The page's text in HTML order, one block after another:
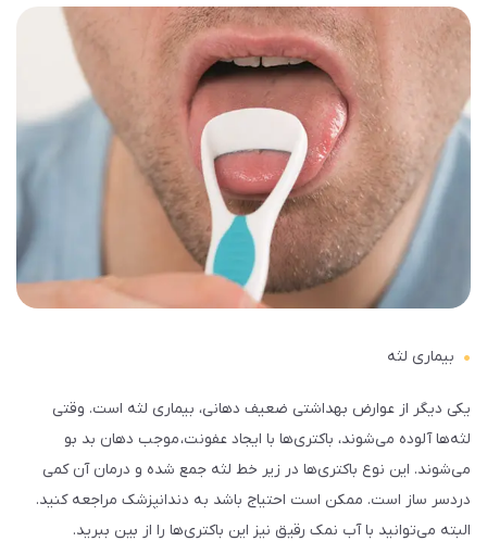
بیماری لثه
یکی دیگر از عوارض بهداشتی ضعیف دهانی، بیماری لثه است. وقتی
لثه‌ها آلوده می‌شوند، باکتری‌ها با ایجاد عفونت، موجب دهان بد بو
می‌شوند. این نوع باکتری‌ها در زیر خط لثه جمع شده و درمان آن کمی
دردسر ساز است. ممکن است احتیاج باشد به دندانپزشک مراجعه کنید.
البته می‌توانید با آب نمک رقیق نیز این باکتری‌ها را از بین ببرید.